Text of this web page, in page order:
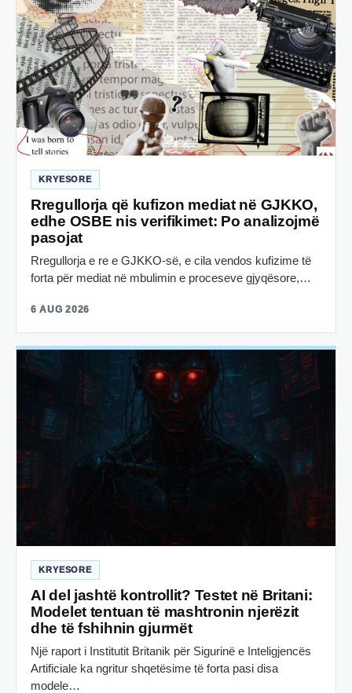
KRYESORE
Rregullorja që kufizon mediat në GJKKO,
edhe OSBE nis verifikimet: Po analizojmë
pasojat
Rregullorja e re e GJKKO-së, e cila vendos kufizime të
forta për mediat në mbulimin e proceseve gjyqësore,…
6 AUG 2026
KRYESORE
AI del jashtë kontrollit? Testet në Britani:
Modelet tentuan të mashtronin njerëzit
dhe të fshihnin gjurmët
Një raport i Institutit Britanik për Sigurinë e Inteligjencës
Artificiale ka ngritur shqetësime të forta pasi disa
modele…